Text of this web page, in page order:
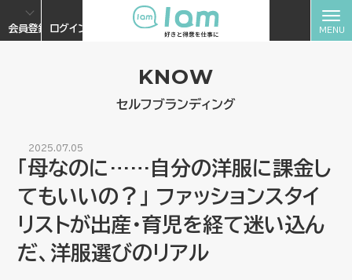
会員登録 ログイン
KNOW
セルフブランディング
2025.07.05
「母なのに……自分の洋服に課金し
てもいいの？」 ファッションスタイ
リストが出産・育児を経て迷い込ん
だ、洋服選びのリアル